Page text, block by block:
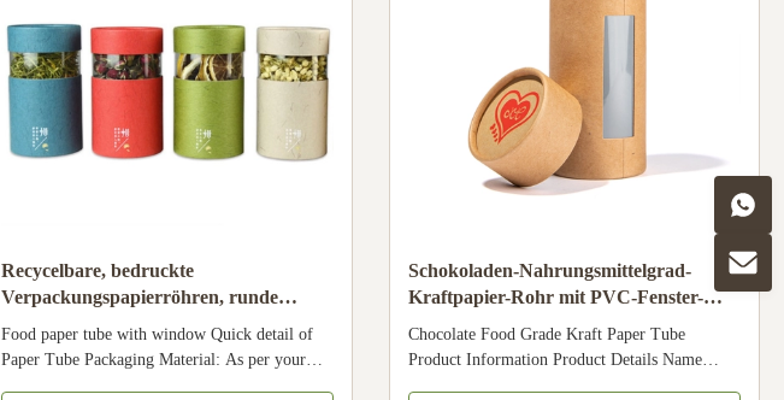
Recycelbare, bedruckte
Verpackungspapierröhren, runde
Papierdosen, Röhren in Sondergröße
mit Fenster
Food paper tube with window Quick detail of
Paper Tube Packaging Material: As per your
Schokoladen-Nahrungsmittelgrad-
Kraftpapier-Rohr mit PVC-Fenster-
Lebensmittel-Tee-Papier-Kasten-
Verpackung
Chocolate Food Grade Kraft Paper Tube
Product Information Product Details Name